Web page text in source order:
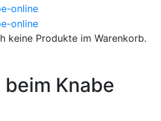
keine Produkte im Warenkorb.
Knabe